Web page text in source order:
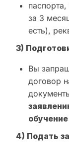
за 3
есть),
3)
Вы
договор
4) Подать